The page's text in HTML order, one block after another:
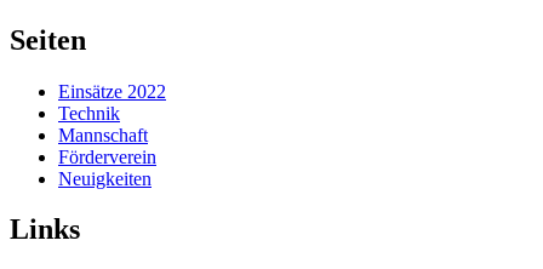
Seiten
Einsätze 2022
Technik
Mannschaft
Förderverein
Neuigkeiten
Links